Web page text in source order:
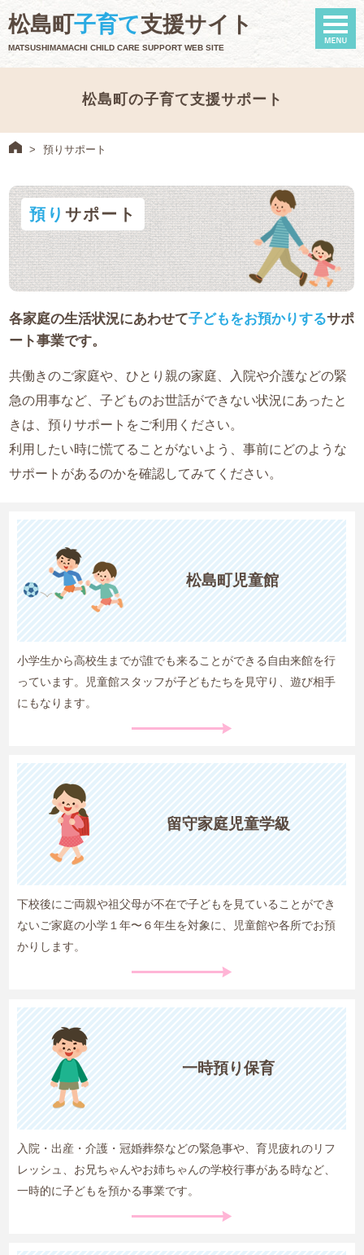
松島町子育て支援サイト
MATSUSHIMAMACHI CHILD CARE SUPPORT WEB SITE
松島町の子育て支援サポート
> 預りサポート
預りサポート
各家庭の生活状況にあわせて子どもをお預かりするサポ
ート事業です。
共働きのご家庭や、ひとり親の家庭、入院や介護などの緊
急の用事など、子どものお世話ができない状況にあったと
きは、預りサポートをご利用ください。
利用したい時に慌てることがないよう、事前にどのような
サポートがあるのかを確認してみてください。
松島町児童館
小学生から高校生までが誰でも来ることができる自由来館を行
っています。児童館スタッフが子どもたちを見守り、遊び相手
にもなります。
留守家庭児童学級
下校後にご両親や祖父母が不在で子どもを見ていることができ
ないご家庭の小学１年〜６年生を対象に、児童館や各所でお預
かりします。
一時預り保育
入院・出産・介護・冠婚葬祭などの緊急事や、育児疲れのリフ
レッシュ、お兄ちゃんやお姉ちゃんの学校行事がある時など、
一時的に子どもを預かる事業です。